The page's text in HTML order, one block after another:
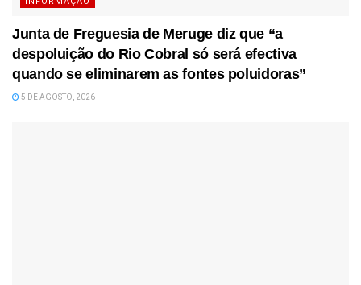
Junta de Freguesia de Meruge diz que “a
despoluição do Rio Cobral só será efectiva
quando se eliminarem as fontes poluidoras”
5 DE AGOSTO, 2026